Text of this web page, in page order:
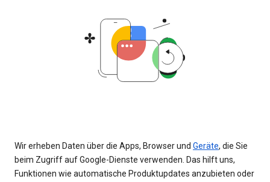
Wir erheben Daten über die Apps, Browser und Geräte, die Sie
beim Zugriff auf Google-Dienste verwenden. Das hilft uns,
Funktionen wie automatische Produktupdates anzubieten oder